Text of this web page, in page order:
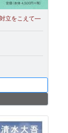
立をこえて―